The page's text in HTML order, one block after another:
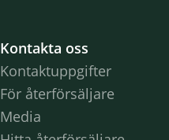
Kontakta oss
Kontaktuppgifter
För återförsäljare
Media